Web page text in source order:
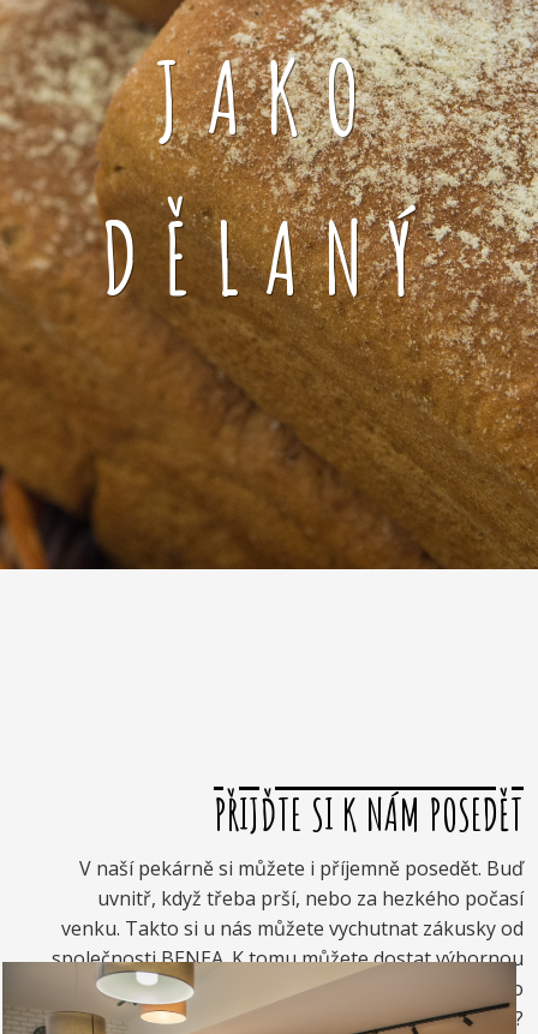
JAKO
DĚLANÝ
PŘIJĎTE SI K NÁM POSEDĚT
V naší pekárně si můžete i příjemně posedět. Buď
uvnitř, když třeba prší, nebo za hezkého počasí
venku. Takto si u nás můžete vychutnat zákusky od
společnosti BENEA. K tomu můžete dostat výbornou
kávou. Nebo si raději dáte zrmzlinový pohár nebo
vynikající točenou zmrzlinu?